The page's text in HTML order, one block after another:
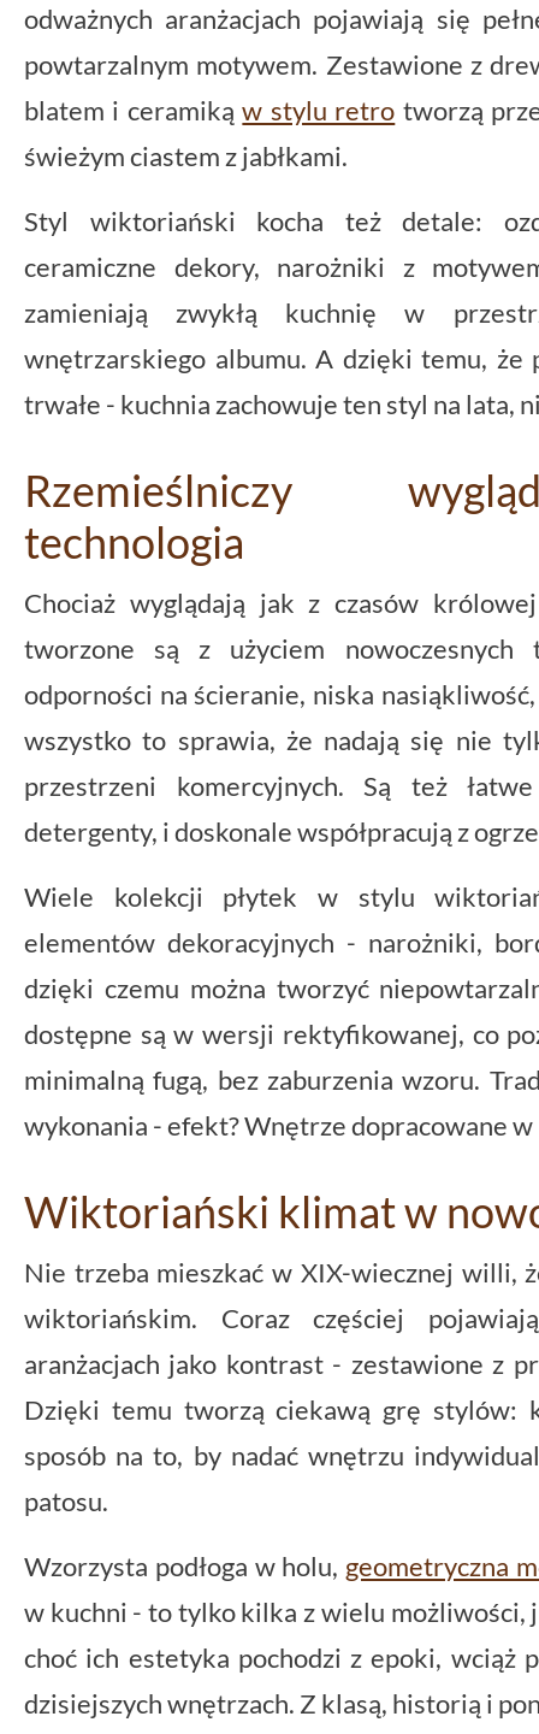
odważnych aranżacjach pojawiają się
powtarzalnym motywem. Zestawione z
blatem i ceramikąw stylu retro tworzą
świeżym ciastem z jabłkami.
Styl wiktoriański kocha też detale:
ceramiczne dekory, narożniki z
zamieniają zwykłą kuchnię w
wnętrzarskiego albumu. A dzięki temu,
trwałe - kuchnia zachowuje ten styl na lata,
Rzemieślniczy
technologia
Chociaż wyglądają jak z czasów
tworzone są z użyciem nowoczesnych
odporności na ścieranie, niska
wszystko to sprawia, że nadają się nie
przestrzeni komercyjnych. Są też
detergenty, i doskonale współpracują z
Wiele kolekcji płytek w stylu
elementów dekoracyjnych - narożniki,
dzięki czemu można tworzyć
dostępne są w wersji rektyfikowanej, co
minimalną fugą, bez zaburzenia wzoru.
wykonania - efekt? Wnętrze dopracowane
Wiktoriański klimat w
Nie trzeba mieszkać w XIX-wiecznej willi,
wiktoriańskim. Coraz częściej
aranżacjach jako kontrast - zestawione z
Dzięki temu tworzą ciekawą grę stylów:
sposób na to, by nadać wnętrzu
patosu.
Wzorzysta podłoga w holu, geometryczna
w kuchni - to tylko kilka z wielu
choć ich estetyka pochodzi z epoki, wciąż
dzisiejszych wnętrzach. Z klasą, historią i